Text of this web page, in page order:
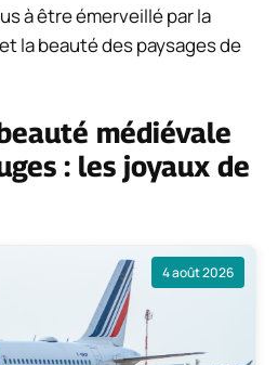
à être émerveillé par la
la beauté des paysages de
médiévale
: les joyaux de
4 août 2026